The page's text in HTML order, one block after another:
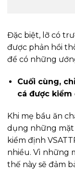
Đặc biệt, lỡ có
được phản hồi
để có những
Cuối cùng,
cá được kiểm
Khi mẹ bầu ăn
dụng những mặt
kiểm định
nhiều. Vì những
thế này sẽ đảm